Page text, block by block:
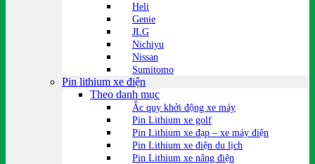
Heli
Genie
JLG
Nichiyu
Nissan
Sumitomo
Pin lithium xe điện
Theo danh mục
Ắc quy khởi động xe máy
Pin Lithium xe golf
Pin Lithium xe đạp – xe máy điện
Pin Lithium xe điện du lịch
Pin Lithium xe nâng điện